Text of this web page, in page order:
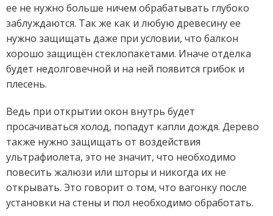
ее не нужно больше ничем обрабатывать глубоко
заблуждаются. Так же как и любую древесину ее
нужно защищать даже при условии, что балкон
хорошо защищён стеклопакетами. Иначе отделка
будет недолговечной и на ней появится грибок и
плесень.
Ведь при открытии окон внутрь будет
просачиваться холод, попадут капли дождя. Дерево
также нужно защищать от воздействия
ультрафиолета, это не значит, что необходимо
повесить жалюзи или шторы и никогда их не
открывать. Это говорит о том, что вагонку после
установки на стены и пол необходимо обработать.